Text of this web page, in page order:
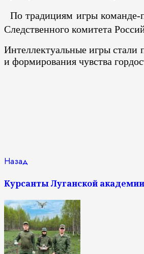
По традициям игры команде-
Следственного комитета
Интеллектуальные игры стали
и формирования чувства
Продолжить
чтение
Назад
Курсанты Луганской